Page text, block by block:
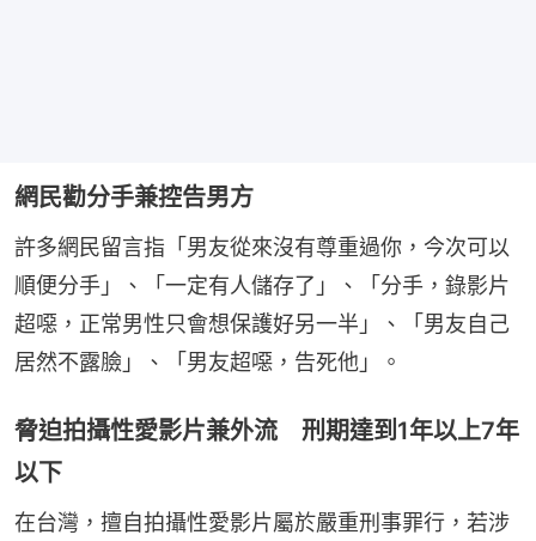
網民勸分手兼控告男方
許多網民留言指「男友從來沒有尊重過你，今次可以
順便分手」、「一定有人儲存了」、「分手，錄影片
超噁，正常男性只會想保護好另一半」、「男友自己
居然不露臉」、「男友超噁，告死他」。
脅迫拍攝性愛影片兼外流 刑期達到1年以上7年
以下
在台灣，擅自拍攝性愛影片屬於嚴重刑事罪行，若涉